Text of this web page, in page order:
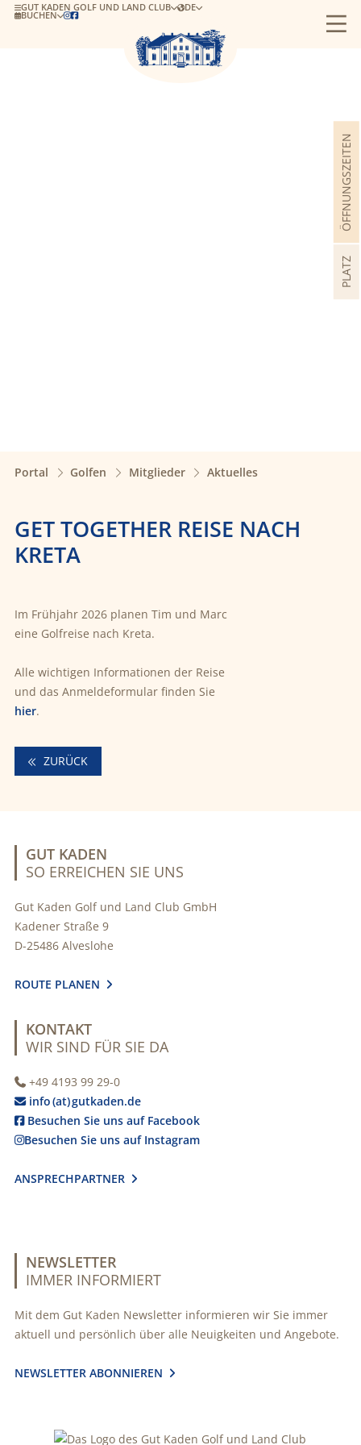
BUCHEN 
GUT KADEN GOLF UND LAND CLUB DE
PLATZ
ÖFFNUNGSZEITEN
Portal Golfen Mitglieder Aktuelles
GET TOGETHER REISE NACH
KRETA
Im Frühjahr 2026 planen Tim und Marc
eine Golfreise nach Kreta.
Alle wichtigen Informationen der Reise
und das Anmeldeformular finden Sie
hier.
ZURÜCK
GUT KADEN
SO ERREICHEN SIE UNS
Gut Kaden Golf und Land Club GmbH
Kadener Straße 9
D-25486 Alveslohe
ROUTE PLANEN 
KONTAKT
WIR SIND FÜR SIE DA
+49 4193 99 29-0
info (at) gutkaden.de
Besuchen Sie uns auf Facebook
Besuchen Sie uns auf Instagram
ANSPRECHPARTNER 
NEWSLETTER
IMMER INFORMIERT
Mit dem Gut Kaden Newsletter informieren wir Sie immer
aktuell und persönlich über alle Neuigkeiten und Angebote.
NEWSLETTER ABONNIEREN 